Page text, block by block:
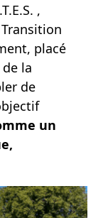
,
placé
la
de
un